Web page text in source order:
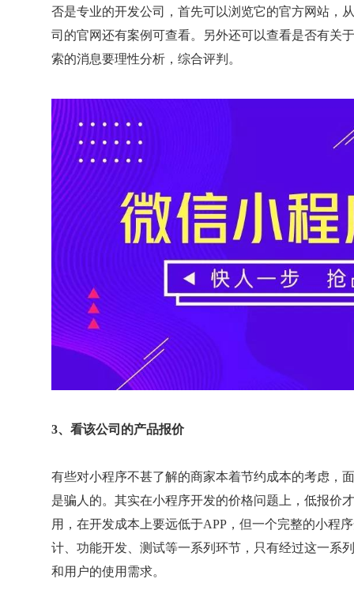
否是专业的开发公司，首先可以浏览它的官方网站，
司的官网还有案例可查看。另外还可以查看是否有关
索的消息要理性分析，综合评判。
3、看该公司的产品报价
有些对小程序不甚了解的商家本着节约成本的考虑，
是骗人的。其实在小程序开发的价格问题上，低报价
用，在开发成本上要远低于APP，但一个完整的小程
计、功能开发、测试等一系列环节，只有经过这一系
和用户的使用需求。